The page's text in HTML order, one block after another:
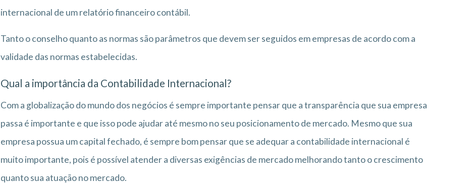
internacional de um relatório financeiro contábil.
Tanto o conselho quanto as normas são parâmetros que devem ser seguidos em empresas de acordo com a
validade das normas estabelecidas.
Qual a importância da Contabilidade Internacional?
Com a globalização do mundo dos negócios é sempre importante pensar que a transparência que sua empresa
passa é importante e que isso pode ajudar até mesmo no seu posicionamento de mercado. Mesmo que sua
empresa possua um capital fechado, é sempre bom pensar que se adequar a contabilidade internacional é
muito importante, pois é possível atender a diversas exigências de mercado melhorando tanto o crescimento
quanto sua atuação no mercado.